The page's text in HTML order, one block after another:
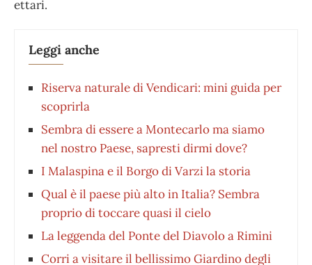
ettari.
Leggi anche
Riserva naturale di Vendicari: mini guida per
scoprirla
Sembra di essere a Montecarlo ma siamo
nel nostro Paese, sapresti dirmi dove?
I Malaspina e il Borgo di Varzi la storia
Qual è il paese più alto in Italia? Sembra
proprio di toccare quasi il cielo
La leggenda del Ponte del Diavolo a Rimini
Corri a visitare il bellissimo Giardino degli